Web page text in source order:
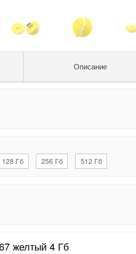
Описание
128 Гб 256 Гб 512 Гб
желтый 4 Гб